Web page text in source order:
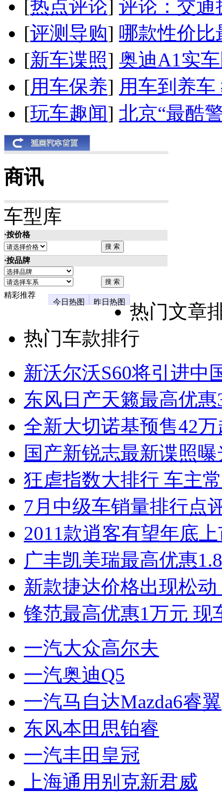
[热点评论] 评论：交通
[评测导购] 哪款性价比
[新车谍照] 奥迪A1实
[用车保养] 用车到养
[玩车趣闻] 北京“最酷
商讯
车型库
·按价格
·按品牌
精彩推荐
今日热图
昨日热图
热门文章
热门车款排行
新沃尔沃S60将引进中
东风日产天籁最高优
全新大切诺基预售42
国产新锐志最新谍照
狂虐指数大排行 车主
7月中级车销量排行点
2011款逍客有望年底
广丰凯美瑞最高优惠
新款捷达价格出现松
锋范最高优惠1万元 现
一汽大众高尔夫
一汽奥迪Q5
一汽马自达Mazda6睿翼
东风本田思铂睿
一汽丰田皇冠
上海通用别克新君威